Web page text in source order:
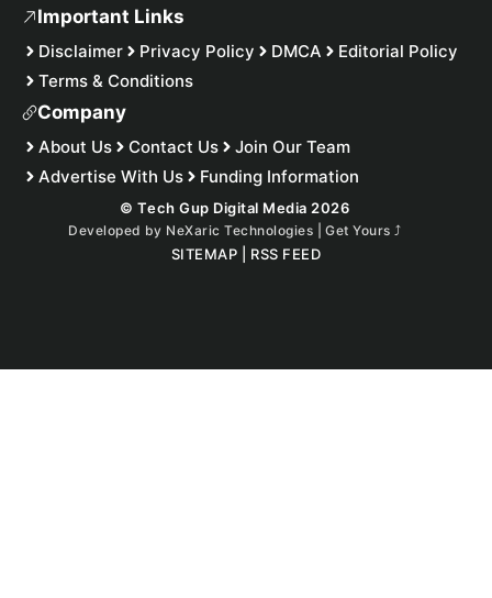
Important Links
Disclaimer Privacy Policy DMCA
Editorial Policy
Terms & Conditions
Company
About Us Contact Us
Join Our Team
Advertise With Us
Funding Information
© Tech Gup Digital Media 2026
Developed by NeXaric Technologies | Get Yours ⤴︎
SITEMAP RSS FEED